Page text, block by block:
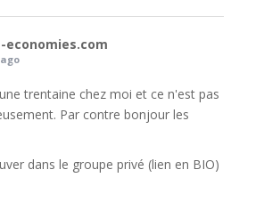
economies.com
trentaine chez moi et ce n'est pas
Par contre bonjour les
dans le groupe privé (lien en BIO)